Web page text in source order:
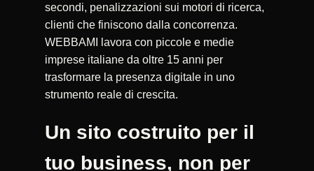
secondi, penalizzazioni sui motori di ricerca,
clienti che finiscono dalla concorrenza.
WEBBAMI lavora con piccole e medie
imprese italiane da oltre 15 anni per
trasformare la presenza digitale in uno
strumento reale di crescita.
Un sito costruito per il
tuo business, non per